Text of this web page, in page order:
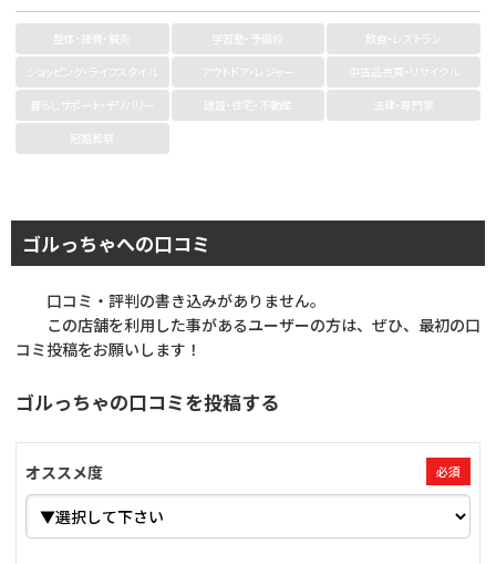
整体・接骨・鍼灸 学習塾・予備校
飲食・レストラン
ショッピング・ライフスタイル
アウトドア・レジャー
中古品売買・リサイクル
暮らしサポート・デリバリー
建設・住宅・不動産
法律・専門家
冠婚葬祭
ゴルっちゃへの口コミ
口コミ・評判の書き込みがありません。
この店舗を利用した事があるユーザーの方は、ぜひ、最初の口
コミ投稿をお願いします！
ゴルっちゃの口コミを投稿する
オススメ度 必須